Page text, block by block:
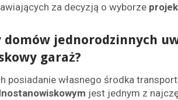
za decyzją o wyborze
domów jednorodzinnych
garaż?
posiadanie własnego środka
jest jednym z